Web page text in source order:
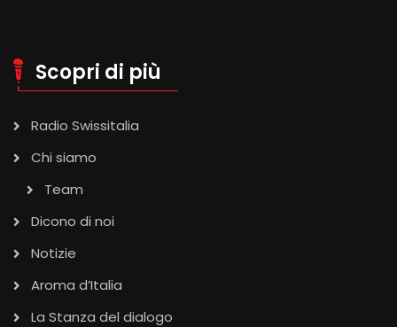
Scopri di più
Radio Swissitalia
Chi siamo
Team
Dicono di noi
Notizie
Aroma d’Italia
La Stanza del dialogo